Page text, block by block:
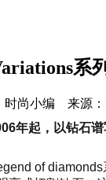
系列
时尚小编 来源
年起，以钻石
of